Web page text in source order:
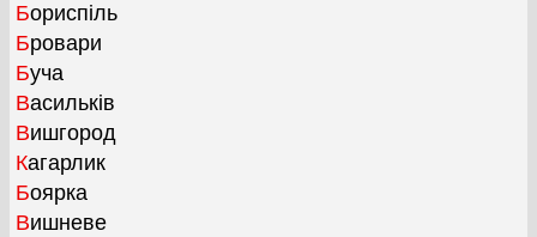
Бориспіль
Бровари
Буча
Васильків
Вишгород
Кагарлик
Боярка
Вишневе